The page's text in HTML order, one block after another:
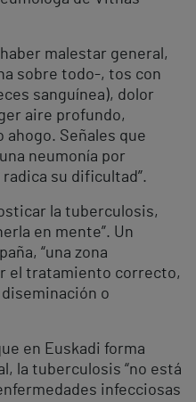
malestar general,
sobre todo-, tos con
sanguínea), dolor
aire profundo,
ahogo. Señales que
neumonía por
su dificultad”.
la tuberculosis,
en mente”. Un
“una zona
el tratamiento correcto,
o
en Euskadi forma
la tuberculosis “no está
infecciosas